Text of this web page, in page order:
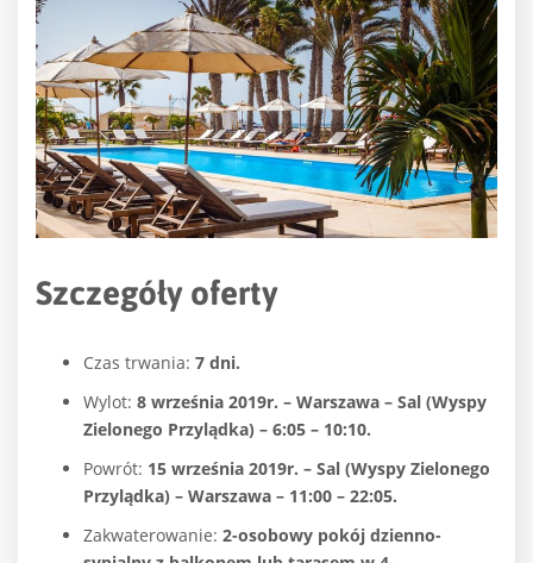
Szczegóły oferty
Czas trwania: 7 dni.
Wylot: 8 września 2019r. – Warszawa – Sal (Wyspy
Zielonego Przylądka) – 6:05 – 10:10.
Powrót: 15 września 2019r. – Sal (Wyspy Zielonego
Przylądka) – Warszawa – 11:00 – 22:05.
Zakwaterowanie: 2-osobowy pokój dzienno-